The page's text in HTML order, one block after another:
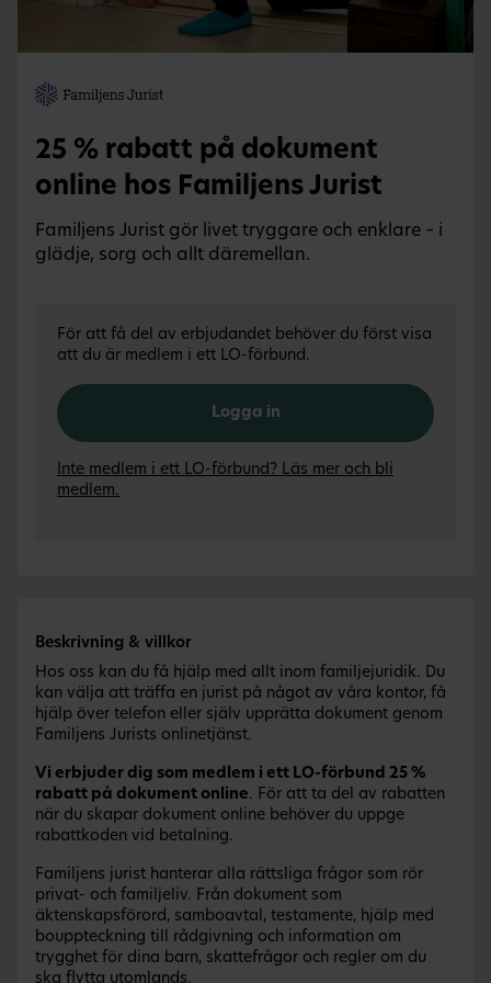
25 % rabatt på dokument
online hos Familjens Jurist
Familjens Jurist gör livet tryggare och enklare – i
glädje, sorg och allt däremellan.
För att få del av erbjudandet behöver du först visa
att du är medlem i ett LO-förbund.
Logga in
Inte medlem i ett LO-förbund? Läs mer och bli
medlem.
Beskrivning & villkor
Hos oss kan du få hjälp med allt inom familjejuridik. Du
kan välja att träffa en jurist på något av våra kontor, få
hjälp över telefon eller själv upprätta dokument genom
Familjens Jurists onlinetjänst.
Vi erbjuder dig som medlem i ett LO-förbund 25 %
rabatt på dokument online. För att ta del av rabatten
när du skapar dokument online behöver du uppge
rabattkoden vid betalning.
Familjens jurist hanterar alla rättsliga frågor som rör
privat- och familjeliv. Från dokument som
äktenskapsförord, samboavtal, testamente, hjälp med
bouppteckning till rådgivning och information om
trygghet för dina barn, skattefrågor och regler om du
ska flytta utomlands.